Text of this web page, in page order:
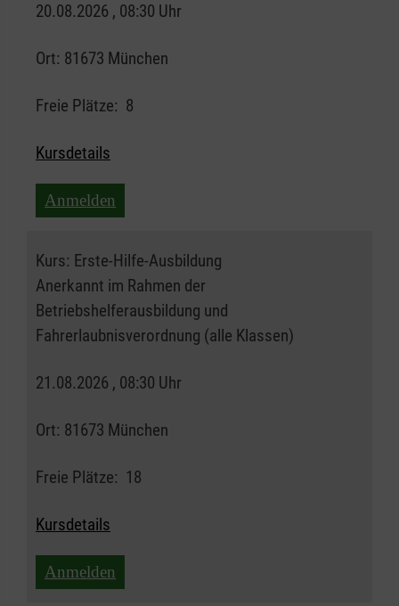
20.08.2026 , 08:30 Uhr
Ort: 81673 München
Freie Plätze: 8
Kursdetails
Anmelden
Kurs: Erste-Hilfe-Ausbildung
Anerkannt im Rahmen der
Betriebshelferausbildung und
Fahrerlaubnisverordnung (alle Klassen)
21.08.2026 , 08:30 Uhr
Ort: 81673 München
Freie Plätze: 18
Kursdetails
Anmelden